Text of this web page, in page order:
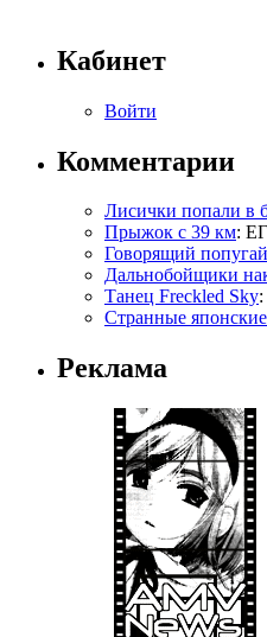
Кабинет
Войти
Комментарии
Лисички попали в
Прыжок с 39 км:
Говорящий попугай
Дальнобойщики
Танец Freckled Sky
Странные
Реклама